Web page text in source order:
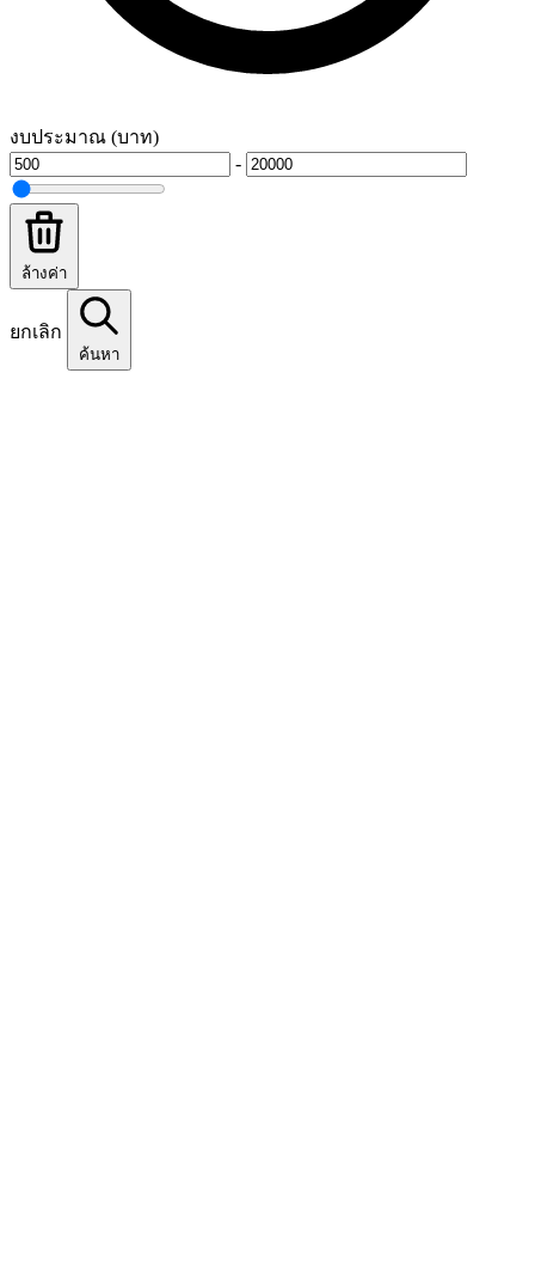
งบประมาณ (บาท)
-
ล้างค่า
ยกเลิก
ค้นหา